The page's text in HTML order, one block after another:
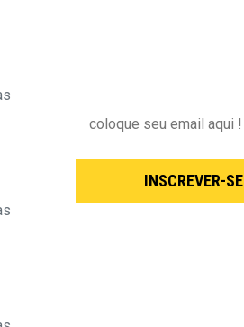
INSCREVER-SE